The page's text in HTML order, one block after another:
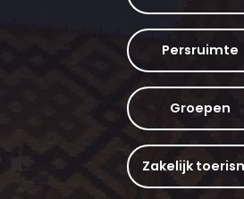
Persruimte
Groepen
Zakelijk